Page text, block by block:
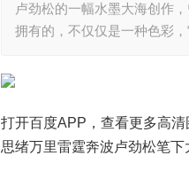
卢劲松的一幅水墨大海创作
拥有的，不仅仅是一种色彩
打开百度APP，查看更多高清
思绪万里雷霆奔波卢劲松笔下